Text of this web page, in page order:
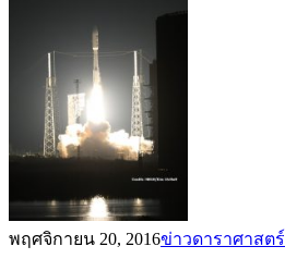
พฤศจิกายน 20, 2016ข่าวดาราศาสตร์